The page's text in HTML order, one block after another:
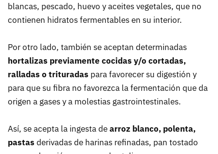
blancas, pescado, huevo y aceites vegetales, que no
contienen hidratos fermentables en su interior.
Por otro lado, también se aceptan determinadas
hortalizas previamente cocidas y/o cortadas,
ralladas o trituradas para favorecer su digestión y
para que su fibra no favorezca la fermentación que da
origen a gases y a molestias gastrointestinales.
Así, se acepta la ingesta dearroz blanco, polenta,
pastas derivadas de harinas refinadas, pan tostado